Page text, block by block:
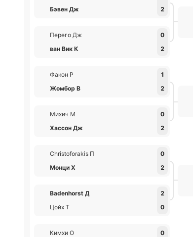
Бэвен Дж
2
Перего Дж
0
ван Вик К
2
Факон Р
1
Жомбор В
2
Михич М
0
Хассон Дж
2
Christoforakis П
0
Монци Х
2
Badenhorst Д
2
Цойх Т
0
Кимхи О
0